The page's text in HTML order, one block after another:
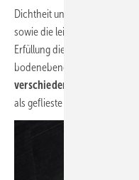
Dichtheit und Langlebigkeit,
sowie die leichte Reinigung
Erfüllung dieser
bodenebener Duschbereich
verschiedenen
als geflieste Dusche mit